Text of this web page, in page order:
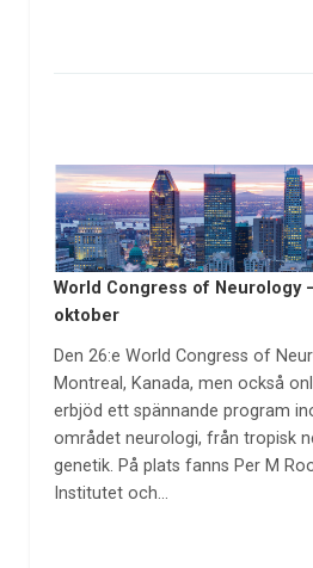
World Congress of Neurology
oktober
Den 26:e World Congress of
Montreal, Kanada, men också
erbjöd ett spännande program
området neurologi, från tropisk
genetik. På plats fanns Per M
Institutet och…